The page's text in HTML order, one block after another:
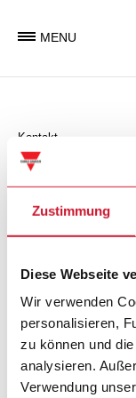
Zustimmung
Diese Webseite
Wir verwenden
personalisieren,
zu können und
analysieren.
Verwendung
MENU
Kontakt
Automation
Geschäftseinheit
Geschäftseinheit
elektronische
vermarktet, die in
Carlo Gavazzi